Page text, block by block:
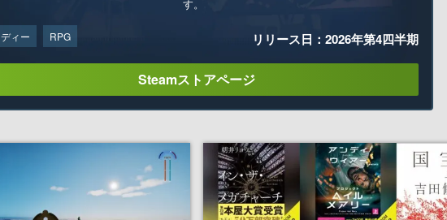
す。
ィー RPG リリース日：2026年第4四半期
Steamストアページ